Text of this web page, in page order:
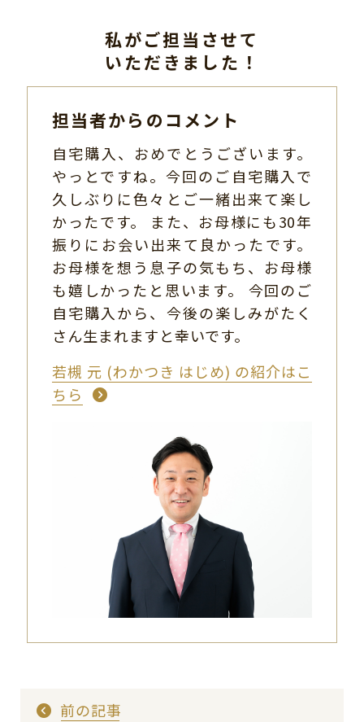
私がご担当させて
いただきました！
担当者からのコメント
自宅購入、おめでとうございます。
やっとですね。今回のご自宅購入で
久しぶりに色々とご一緒出来て楽し
かったです。 また、お母様にも30年
振りにお会い出来て良かったです。
お母様を想う息子の気もち、お母様
も嬉しかったと思います。 今回のご
自宅購入から、今後の楽しみがたく
さん生まれますと幸いです。
若槻 元 (わかつき はじめ) の紹介はこ
ちら
前の記事